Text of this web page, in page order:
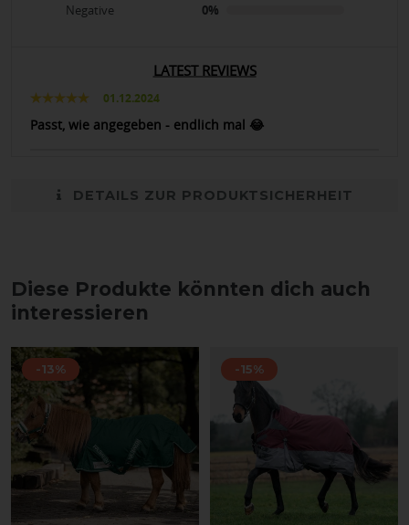
Negative
0%
LATEST REVIEWS
01.12.2024
Passt, wie angegeben - endlich mal 😂
DETAILS ZUR PRODUKTSICHERHEIT
Diese Produkte könnten dich auch
interessieren
-13% -15%